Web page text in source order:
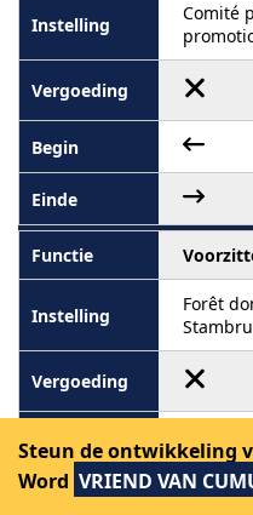
Comité
Forêt
Steun de ontwikkeling
Word VRIEND VAN